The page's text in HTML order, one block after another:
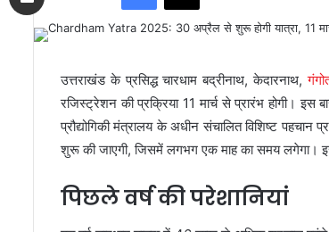
उत्तराखंड के प्रसिद्ध चारधाम बद्रीनाथ, केदारनाथ,
रजिस्ट्रेशन की प्रक्रिया 11 मार्च से प्रारंभ होगी।
प्रौद्योगिकी मंत्रालय के अधीन संचालित विशिष्ट
शुरू की जाएगी, जिसमें लगभग एक माह का समय लगेगा।
पिछले वर्ष की परेशानियां